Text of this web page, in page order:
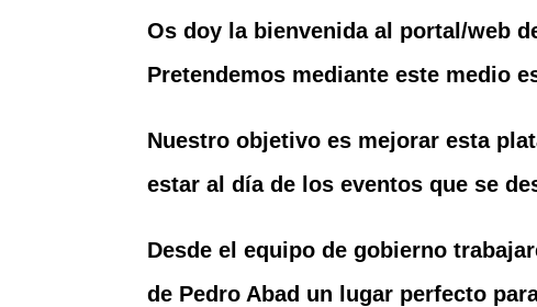
Os doy la bienvenida al portal/web
Pretendemos mediante este medio
Nuestro objetivo es mejorar esta
estar al día de los eventos que se
Desde el equipo de gobierno
de Pedro Abad un lugar perfecto